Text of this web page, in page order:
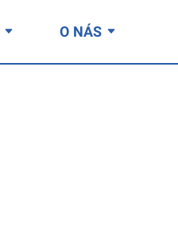
O NÁS